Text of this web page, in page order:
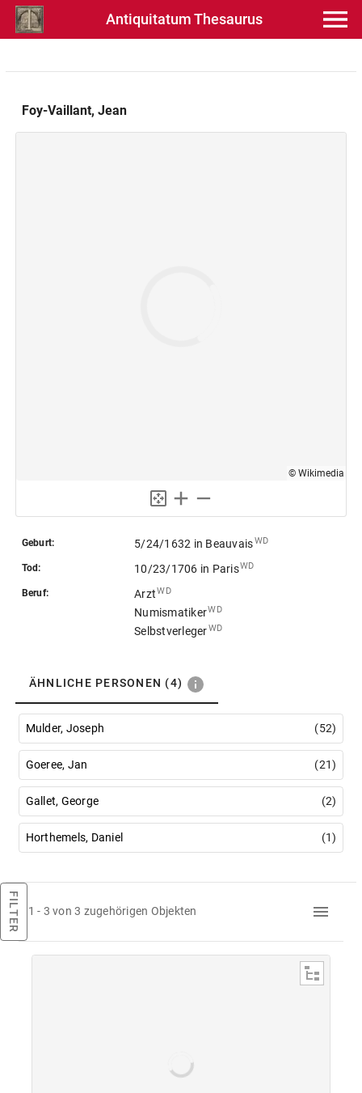
Antiquitatum Thesaurus
Foy-Vaillant, Jean
© Wikimedia
Geburt: 5/24/1632 in Beauvais WD
Tod: 10/23/1706 in Paris WD
Beruf: Arzt WD
Numismatiker WD
Selbstverleger WD
ÄHNLICHE PERSONEN (4)
Mulder, Joseph (52)
Goeree, Jan (21)
Gallet, George (2)
Horthemels, Daniel (1)
FILTER 1 - 3 von 3 zugehörigen Objekten